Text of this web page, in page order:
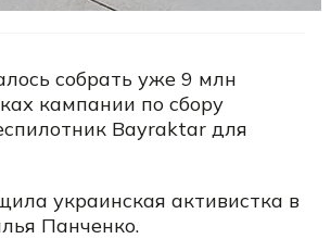
собрать уже 9 млн
кампании по сбору
Bayraktar для
украинская активистка в
Панченко.